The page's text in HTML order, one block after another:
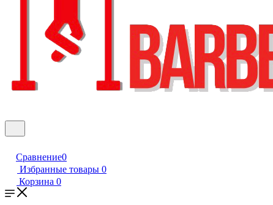
Сравнение0
Избранные товары 0
Корзина 0